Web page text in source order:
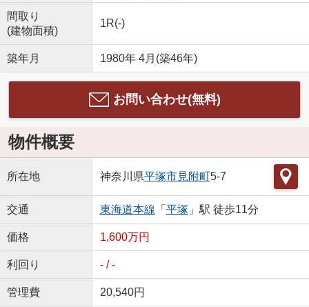
間取り
(建物面積)
1R(-)
築年月 1980年 4月(築46年)
お問い合わせ(無料)
物件概要
所在地 神奈川県平塚市見附町5-7
交通 東海道本線 「 平塚 」駅 徒歩11分
価格 1,600万円
利回り - / -
管理費 20,540円